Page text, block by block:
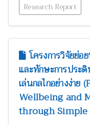
Research Report
โครงการวิจัยย่อ
และทักษะการประดิ
เล่นกลไกอย่างง่า
Wellbeing and
through